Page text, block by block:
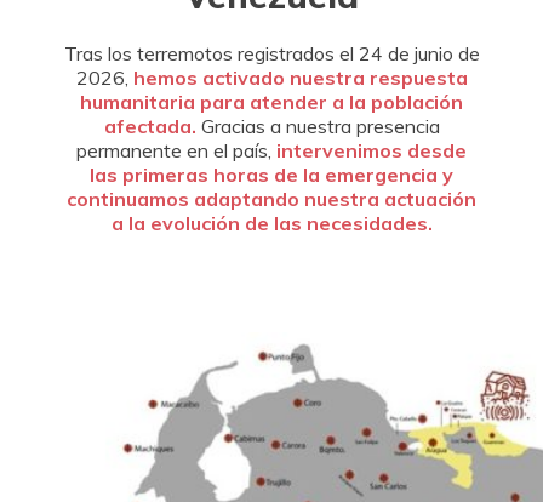
Tras los terremotos registrados el 24 de junio de
2026, hemos activado nuestra respuesta
humanitaria para atender a la población
afectada. Gracias a nuestra presencia
permanente en el país, intervenimos desde
las primeras horas de la emergencia y
continuamos adaptando nuestra actuación
a la evolución de las necesidades.